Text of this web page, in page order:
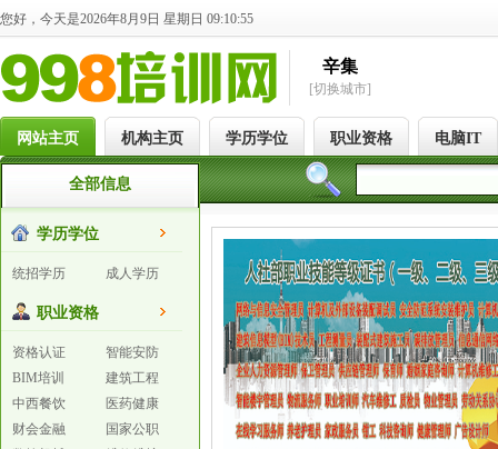
您好，今天是2026年8月9日 星期日 09:10:56
辛集
[切换城市]
网站主页 机构主页 学历学位 职业资格 电脑IT
全部信息
学历学位
统招学历 成人学历
职业资格
资格认证
智能安防
BIM培训
建筑工程
中西餐饮
医药健康
财会金融
国家公职